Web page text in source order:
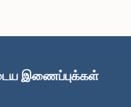
இணைப்புக்கள்